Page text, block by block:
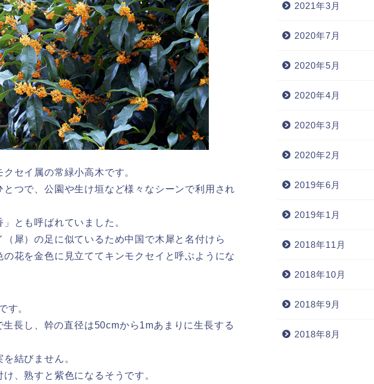
セイ属の常緑小高木です。
つで、公園や生け垣など様々なシーンで利用され
とも呼ばれていました。
犀）の足に似ているため中国で木犀と名付けら
花を金色に見立ててキンモクセイと呼ぶようにな
す。
長し、幹の直径は50cmから1mあまりに生長する
結びません。
、熟すと紫色になるそうです。
2021年3月
2020年7月
2020年5月
2020年4月
2020年3月
2020年2月
2019年6月
2019年1月
2018年11月
2018年10月
2018年9月
2018年8月